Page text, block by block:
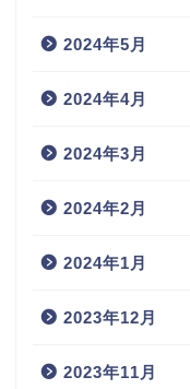
2024年5月
2024年4月
2024年3月
2024年2月
2024年1月
2023年12月
2023年11月